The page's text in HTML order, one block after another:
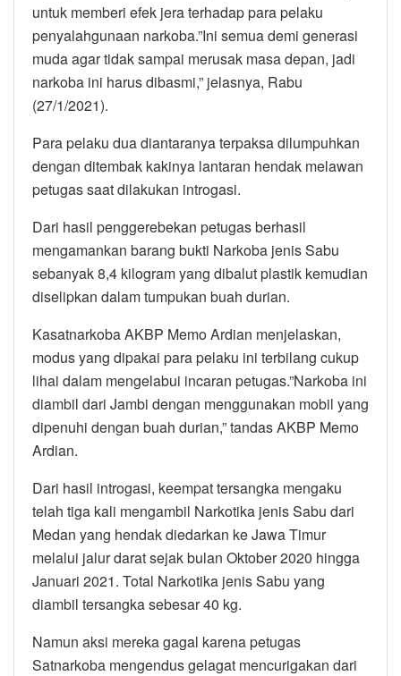
untuk memberi efek jera terhadap para pelaku
penyalahgunaan narkoba.”Ini semua demi generasi
muda agar tidak sampai merusak masa depan, jadi
narkoba ini harus dibasmi,” jelasnya, Rabu
(27/1/2021).
Para pelaku dua diantaranya terpaksa dilumpuhkan
dengan ditembak kakinya lantaran hendak melawan
petugas saat dilakukan introgasi.
Dari hasil penggerebekan petugas berhasil
mengamankan barang bukti Narkoba jenis Sabu
sebanyak 8,4 kilogram yang dibalut plastik kemudian
diselipkan dalam tumpukan buah durian.
Kasatnarkoba AKBP Memo Ardian menjelaskan,
modus yang dipakai para pelaku ini terbilang cukup
lihai dalam mengelabui incaran petugas.”Narkoba ini
diambil dari Jambi dengan menggunakan mobil yang
dipenuhi dengan buah durian,” tandas AKBP Memo
Ardian.
Dari hasil introgasi, keempat tersangka mengaku
telah tiga kali mengambil Narkotika jenis Sabu dari
Medan yang hendak diedarkan ke Jawa Timur
melalui jalur darat sejak bulan Oktober 2020 hingga
Januari 2021. Total Narkotika jenis Sabu yang
diambil tersangka sebesar 40 kg.
Namun aksi mereka gagal karena petugas
Satnarkoba mengendus gelagat mencurigakan dari